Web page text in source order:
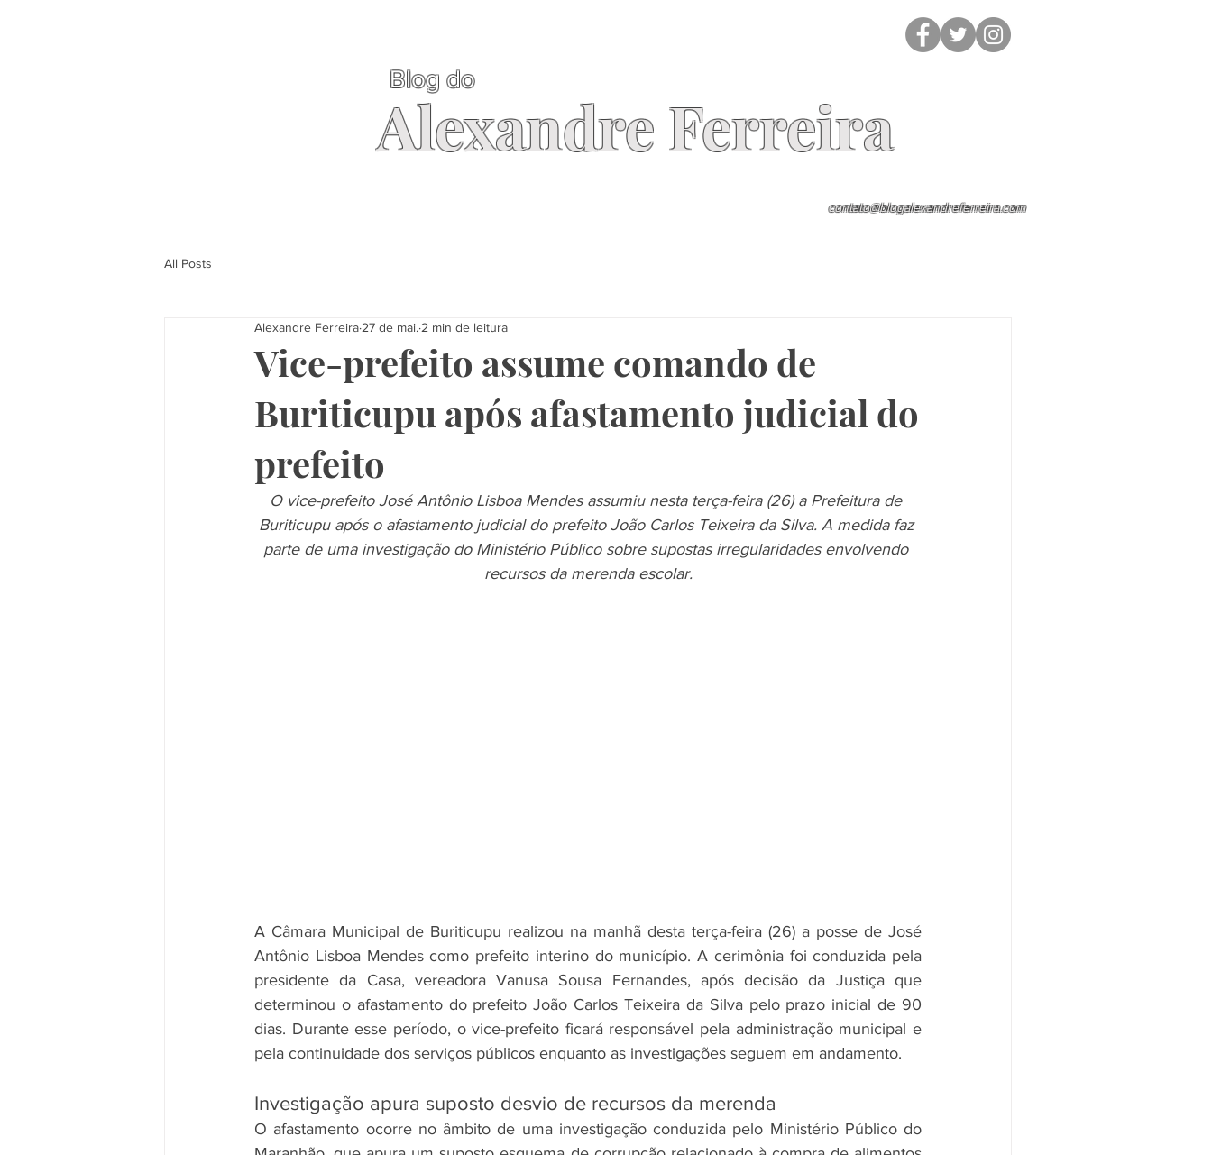
Alexandre Ferreira
Blog do
contato@blogalexandreferreira.com
All Posts
Vice-prefeito assume comando de
Buriticupu após afastamento judicial do
prefeito
Alexandre Ferreira 27 de mai. 2 min de leitura
O vice-prefeito José Antônio Lisboa Mendes assumiu nesta terça-feira (26) a Prefeitura de
Buriticupu após o afastamento judicial do prefeito João Carlos Teixeira da Silva. A medida faz
parte de uma investigação do Ministério Público sobre supostas irregularidades envolvendo
recursos da merenda escolar.
A Câmara Municipal de Buriticupu realizou na manhã desta terça-feira (26) a posse de José
Antônio Lisboa Mendes como prefeito interino do município. A cerimônia foi conduzida pela
presidente da Casa, vereadora Vanusa Sousa Fernandes, após decisão da Justiça que
determinou o afastamento do prefeito João Carlos Teixeira da Silva pelo prazo inicial de 90
dias. Durante esse período, o vice-prefeito ficará responsável pela administração municipal e
pela continuidade dos serviços públicos enquanto as investigações seguem em andamento.
Investigação apura suposto desvio de recursos da merenda
O afastamento ocorre no âmbito de uma investigação conduzida pelo Ministério Público do